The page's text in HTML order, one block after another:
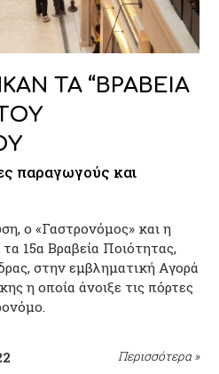
ΤΑ “ΒΡΑΒΕΙΑ
παραγωγούς και
ο «Γαστρονόμος» και η
15α Βραβεία Ποιότητας,
στην εμβληματική Αγορά
η οποία άνοιξε τις πόρτες
Περισσότερα »